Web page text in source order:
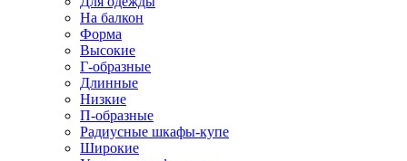
На балкон
Форма
Высокие
Г-образные
Длинные
Низкие
П-образные
Радиусные шкафы-купе
Широкие